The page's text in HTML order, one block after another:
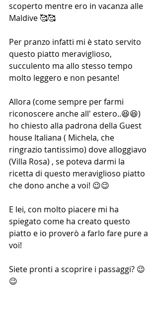
scoperto mentre ero in vacanza alle
Maldive 🥰🥰
Per pranzo infatti mi è stato servito
questo piatto meraviglioso,
succulento ma allo stesso tempo
molto leggero e non pesante!
Allora (come sempre per farmi
riconoscere anche all' estero..😆😆)
ho chiesto alla padrona della Guest
house Italiana ( Michela, che
ringrazio tantissimo) dove alloggiavo
(Villa Rosa) , se poteva darmi la
ricetta di questo meraviglioso piatto
che dono anche a voi! 😉😉
E lei, con molto piacere mi ha
spiegato come ha creato questo
piatto e io proverò a farlo fare pure a
voi!
Siete pronti a scoprire i passaggi? 😉
😉